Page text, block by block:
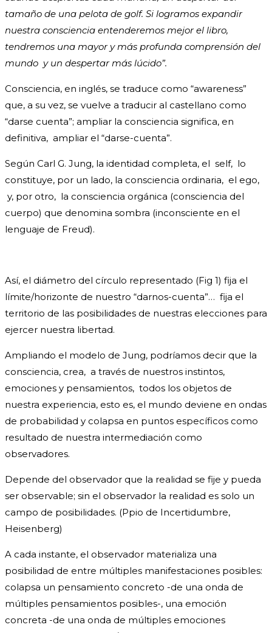
tamaño de una pelota de golf. Si logramos expandir
nuestra consciencia entenderemos mejor el libro,
tendremos una mayor y más profunda comprensión del
mundo y un despertar más lúcido”.
Consciencia, en inglés, se traduce como “awareness”
que, a su vez, se vuelve a traducir al castellano como
“darse cuenta”; ampliar la consciencia significa, en
definitiva, ampliar el “darse-cuenta”.
Según Carl G. Jung, la identidad completa, el self, lo
constituye, por un lado, la consciencia ordinaria, el ego,
y, por otro, la consciencia orgánica (consciencia del
cuerpo) que denomina sombra (inconsciente en el
lenguaje de Freud).
Así, el diámetro del círculo representado (Fig 1) fija el
límite/horizonte de nuestro “darnos-cuenta”… fija el
territorio de las posibilidades de nuestras elecciones para
ejercer nuestra libertad.
Ampliando el modelo de Jung, podríamos decir que la
consciencia, crea, a través de nuestros instintos,
emociones y pensamientos, todos los objetos de
nuestra experiencia, esto es, el mundo deviene en ondas
de probabilidad y colapsa en puntos específicos como
resultado de nuestra intermediación como
observadores.
Depende del observador que la realidad se fije y pueda
ser observable; sin el observador la realidad es solo un
campo de posibilidades. (Ppio de Incertidumbre,
Heisenberg)
A cada instante, el observador materializa una
posibilidad de entre múltiples manifestaciones posibles:
colapsa un pensamiento concreto -de una onda de
múltiples pensamientos posibles-, una emoción
concreta -de una onda de múltiples emociones